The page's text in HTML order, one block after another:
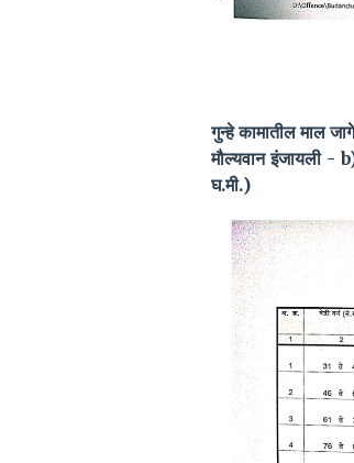
गुन्हे कामातील माल
मौल्यवान इंजायली -
घ.मी.)